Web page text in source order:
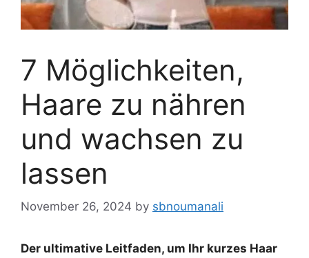
7 Möglichkeiten,
Haare zu nähren
und wachsen zu
lassen
November 26, 2024 by sbnoumanali
Der ultimative Leitfaden, um Ihr kurzes Haar